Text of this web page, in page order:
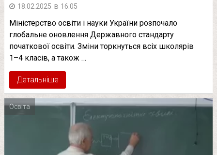
18.02.2025 в 16:05
Міністерство освіти і науки України розпочало
глобальне оновлення Державного стандарту
початкової освіти. Зміни торкнуться всіх школярів
1–4 класів, а також …
Детальніше
Освіта